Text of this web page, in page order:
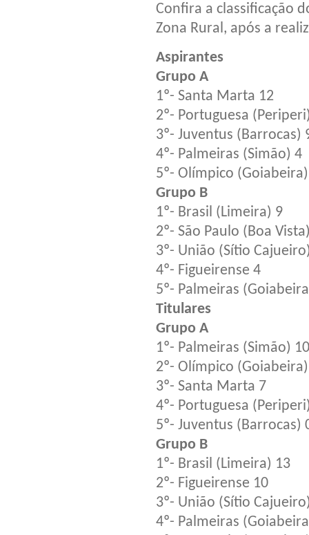
Confira a classificação
Zona Rural, após a
Aspirantes
Grupo A
1º- Santa Marta 12
2º- Portuguesa
3º- Juventus (Barrocas)
4º- Palmeiras (Simão) 4
5º- Olímpico
Grupo B
1º- Brasil (Limeira) 9
2º- São Paulo (Boa
3º- União (Sítio
4º- Figueirense 4
5º- Palmeiras
Titulares
Grupo A
1º- Palmeiras (Simão) 10
2º- Olímpico
3º- Santa Marta 7
4º- Portuguesa
5º- Juventus (Barrocas)
Grupo B
1º- Brasil (Limeira) 13
2º- Figueirense 10
3º- União (Sítio
4º- Palmeiras